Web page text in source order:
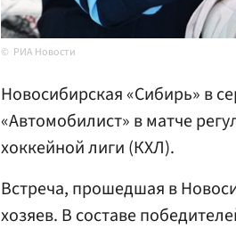
РИА Новости
Новосибирская «Сибирь» в
«Автомобилист» в матче
хоккейной лиги (КХЛ).
Встреча, прошедшая в
хозяев. В составе